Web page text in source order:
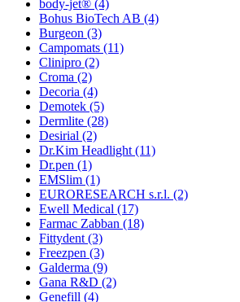
body-jet® (4)
Bohus BioTech AB (4)
Burgeon (3)
Campomats (11)
Clinipro (2)
Croma (2)
Decoria (4)
Demotek (5)
Dermlite (28)
Desirial (2)
Dr.Kim Headlight (11)
Dr.pen (1)
EMSlim (1)
EURORESEARCH s.r.l. (2)
Ewell Medical (17)
Farmac Zabban (18)
Fittydent (3)
Freezpen (3)
Galderma (9)
Gana R&D (2)
Genefill (4)